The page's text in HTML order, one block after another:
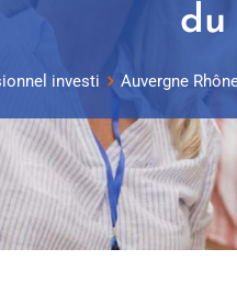
du
investi Auvergne